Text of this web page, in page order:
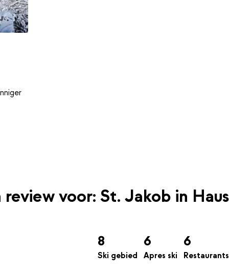
voor: St. Jakob in Haus
8
Ski gebied
6
Apres ski
6
Restaurants